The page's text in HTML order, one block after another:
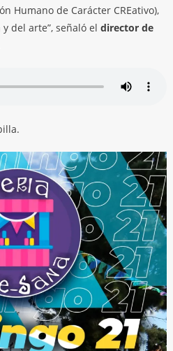
Humano de Carácter CREativo),
del arte”, señaló el director de